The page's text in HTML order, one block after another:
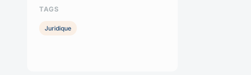
TAGS
Juridique